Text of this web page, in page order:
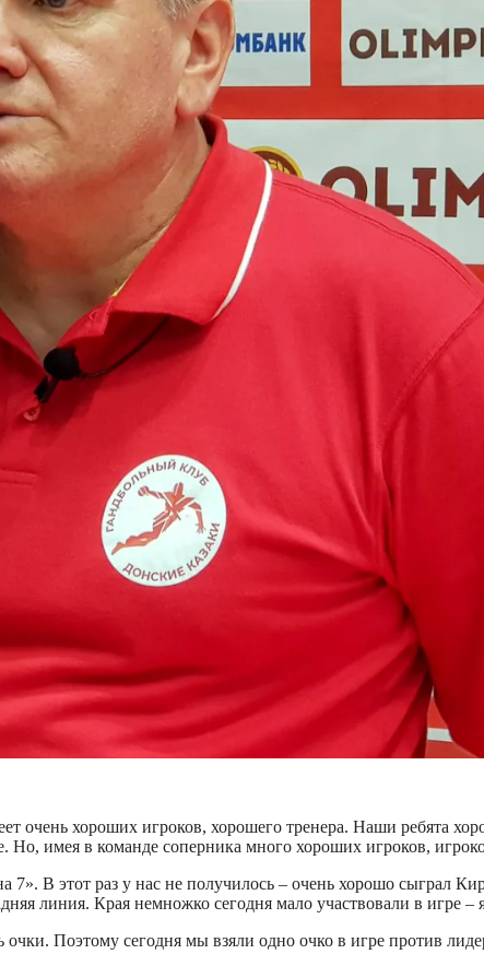
очень хороших игроков, хорошего тренера. Наши ребята
Но, имея в команде соперника много хороших игроков,
В этот раз у нас не получилось – очень хорошо сыграл
линия. Края немножко сегодня мало участвовали в
Поэтому сегодня мы взяли одно очко в игре против